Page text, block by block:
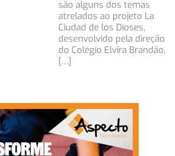
são alguns dos temas
atrelados ao projeto La
Ciudad de los Dioses,
desenvolvido pela direção
do Colégio Elvira Brandão,
[…]